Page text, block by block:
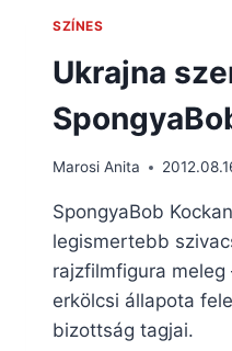
SZÍNES
Ukrajna
Marosi Anita
SpongyaBob
legismertebb
rajzfilmfigura meleg
erkölcsi állapota
bizottság tagjai.